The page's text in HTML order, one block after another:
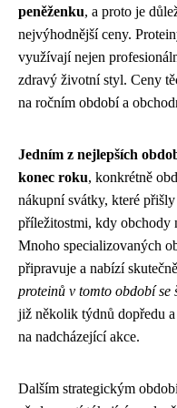
peněženku, a proto je
nejvýhodnější ceny.
využívají nejen
zdravý životní styl. Ceny
na ročním období a
Jedním z nejlepších
konec roku, konkrétně
nákupní svátky, které
příležitostmi, kdy obchody
Mnoho specializovaných
připravuje a nabízí
proteinů v tomto období se
již několik týdnů dopředu
na nadcházející akce.
Dalším strategickým